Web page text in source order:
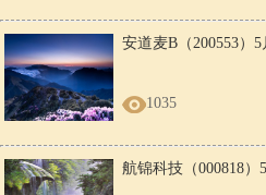
安道麦B（200553）
1035
航锦科技（000818）